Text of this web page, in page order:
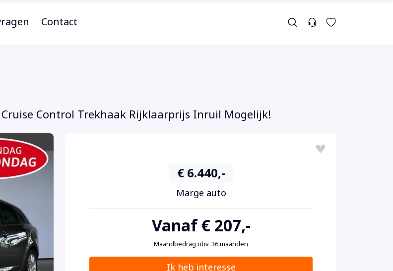
Contact
Control Trekhaak Rijklaarprijs Inruil Mogelijk!
€ 6.440,-
Marge auto
Vanaf € 207,-
Maandbedrag obv. 36 maanden
Ik heb interesse